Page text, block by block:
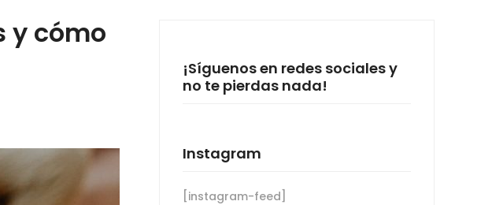
y cómo
¡Síguenos en redes sociales y
no te pierdas nada!
Instagram
[instagram-feed]